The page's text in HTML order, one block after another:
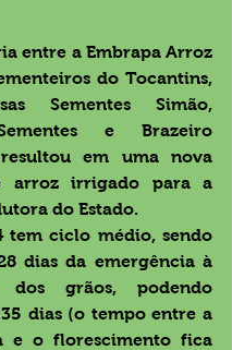
entre a Embrapa Arroz
do Tocantins,
Sementes Simão,
e Brazeiro
resultou em uma nova
arroz irrigado para a
do Estado.
tem ciclo médio, sendo
dias da emergência à
dos grãos, podendo
dias (o tempo entre a
e o florescimento fica